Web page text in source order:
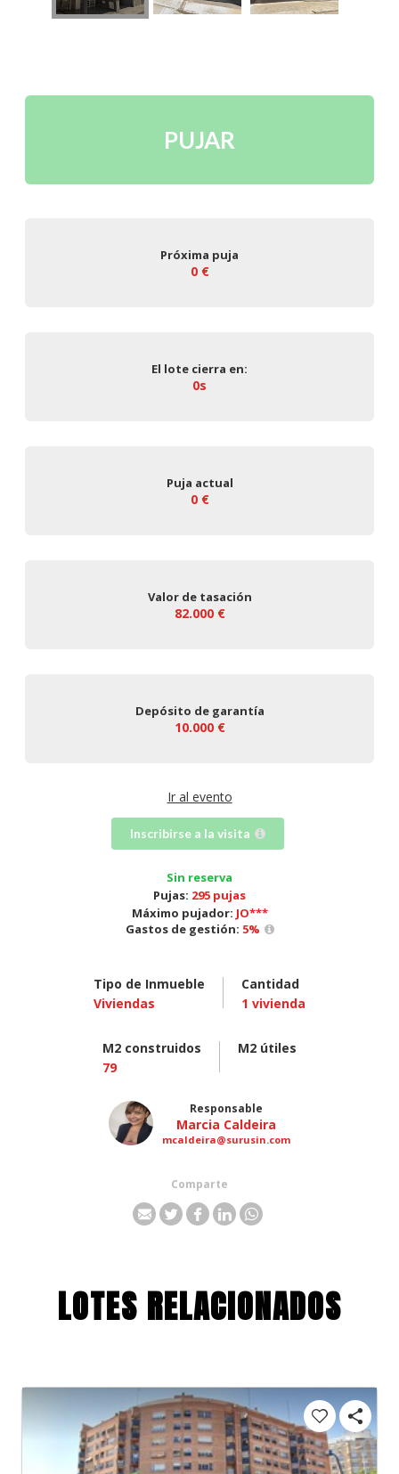
PUJAR
Próxima puja
0 €
El lote cierra en:
0s
Puja actual
0 €
Valor de tasación
82.000 €
Depósito de garantía
10.000 €
Ir al evento
Inscribirse a la visita
Sin reserva
Pujas: 295 pujas
Máximo pujador: JO***
Gastos de gestión: 5%
Tipo de Inmueble
Viviendas
Cantidad
1 vivienda
M2 construidos
79
M2 útiles
Responsable
Marcia Caldeira
mcaldeira@surusin.com
Comparte
LOTES RELACIONADOS